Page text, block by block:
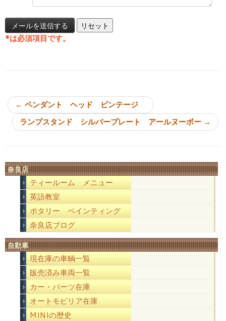
*は必須項目です。
← ペンダント ヘッド ビンテージ
ランプスタンド シルバープレート アールヌーボー →
奈良店
ティールーム メニュー
英語教室
ポタリー ペインティング
奈良店ブログ
自動車
現在庫の車輌一覧
販売済み車両一覧
カー・パーツ在庫
オートモビリア在庫
MINIの歴史